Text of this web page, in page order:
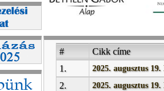
#
Cikk címe
1.
2025. augusztus
2. 2025. augusztus